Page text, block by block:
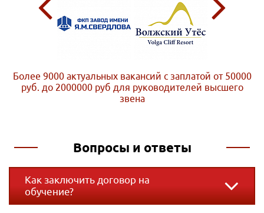
Более 9000 актуальных вакансий с заплатой от 50000
руб. до 2000000 руб для руководителей высшего
звена
Вопросы и ответы
Как заключить договор на
обучение?